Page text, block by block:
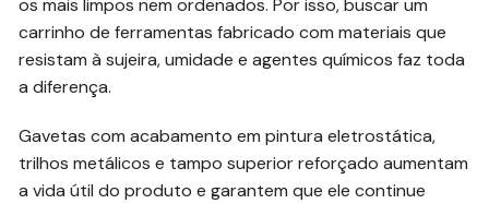
os mais limpos nem ordenados. Por isso, buscar um
carrinho de ferramentas fabricado com materiais que
resistam à sujeira, umidade e agentes químicos faz toda
a diferença.
Gavetas com acabamento em pintura eletrostática,
trilhos metálicos e tampo superior reforçado aumentam
a vida útil do produto e garantem que ele continue